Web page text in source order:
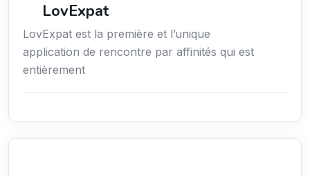
LovExpat
LovExpat est la première et l’unique
application de rencontre par affinités qui est
entièrement